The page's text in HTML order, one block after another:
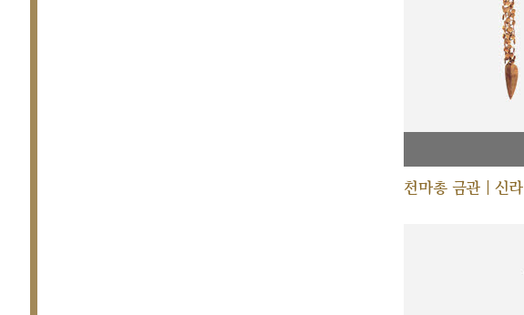
천마총 금관 | 신라